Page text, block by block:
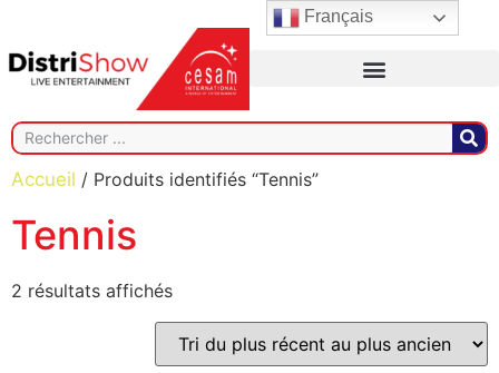
Accueil / Produits identifiés “Tennis”
Tennis
2 résultats affichés
Français